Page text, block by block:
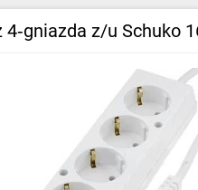
kabli
4‑gniazda z/u Schuko